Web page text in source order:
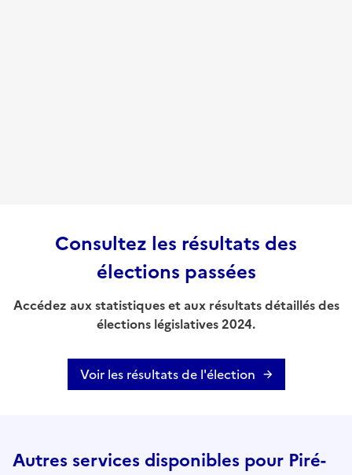
Consultez les résultats des
élections passées
Accédez aux statistiques et aux résultats détaillés des
élections législatives 2024.
Voir les résultats de l'élection
Autres services disponibles pour Piré-